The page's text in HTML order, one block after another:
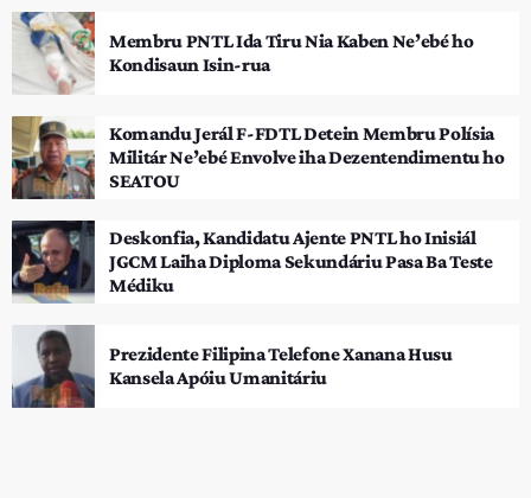
Membru PNTL Ida Tiru Nia Kaben Ne’ebé ho
Kondisaun Isin-rua
Komandu Jerál F-FDTL Detein Membru Polísia
Militár Ne’ebé Envolve iha Dezentendimentu ho
SEATOU
Deskonfia, Kandidatu Ajente PNTL ho Inisiál
JGCM Laiha Diploma Sekundáriu Pasa Ba Teste
Médiku
Prezidente Filipina Telefone Xanana Husu
Kansela Apóiu Umanitáriu